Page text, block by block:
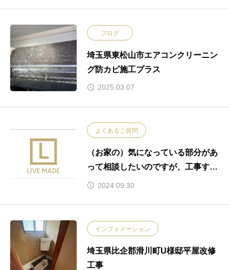
ブログ
埼玉県東松山市エアコンクリーニン
グ防カビ施工プラス
2025.03.07
よくあるご質問
（お家の）気になっている部分があ
って相談したいのですが、工事する
かは相談してから決めたいのです
2024.09.30
インフォメーション
埼玉県比企郡滑川町U様邸平屋改修
工事